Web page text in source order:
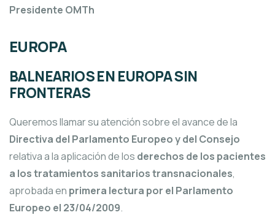
Presidente OMTh
EUROPA
BALNEARIOS EN EUROPA SIN
FRONTERAS
Queremos llamar su atención sobre el avance de la
Directiva del Parlamento Europeo y del Consejo
relativa a la aplicación de los derechos de los pacientes
a los tratamientos sanitarios transnacionales,
aprobada en primera lectura por el Parlamento
Europeo el 23/04/2009.